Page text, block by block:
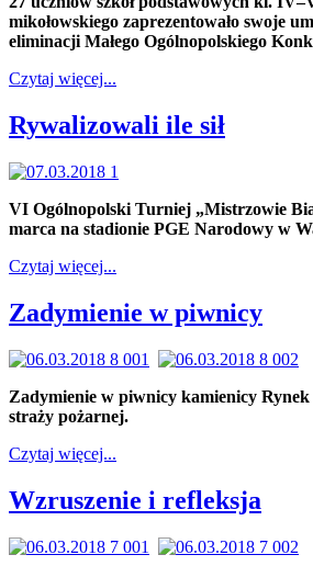
mikołowskiego zaprezentowało swoje
eliminacji Małego Ogólnopolskiego
Czytaj więcej...
Rywalizowali ile sił
VI Ogólnopolski Turniej „Mistrzowie
marca na stadionie PGE Narodowy w
Czytaj więcej...
Zadymienie w piwnicy
Zadymienie w piwnicy kamienicy
straży pożarnej.
Czytaj więcej...
Wzruszenie i refleksja